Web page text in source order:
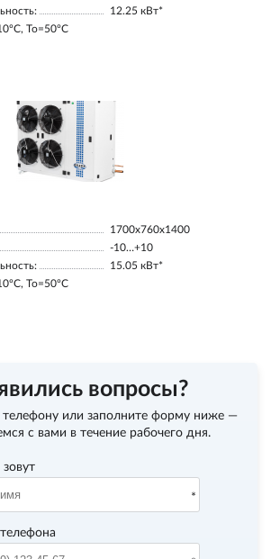
12.25 кВт*
To=50ºC
1700х760х1400
-10…+10
15.05 кВт*
To=50ºC
вопросы?
телефону или заполните форму ниже —
с вами в течение рабочего дня.
зовут